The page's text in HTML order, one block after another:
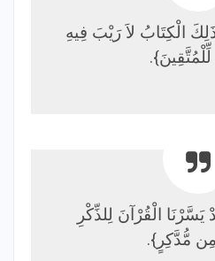
الْكِتَابُ لاَ رَيْبَ فِيهِ
الْقُرْآنَ لِلذِّكْرِ
مُّدَّكِرٍ}.